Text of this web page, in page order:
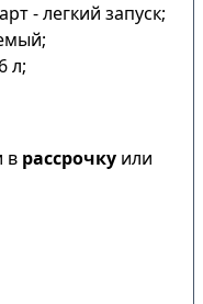
- легкий запуск;
л;
в рассрочку или